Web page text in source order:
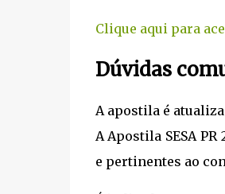
Clique aqui para
Dúvidas
A apostila é
A Apostila SESA
e pertinentes ao